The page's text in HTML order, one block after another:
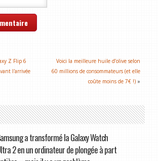
Z Flip 6
l'arrivée
Voici la meilleure huile d’olive selon
60 millions de consommateurs (et elle
coûte moins de 7€ !) »
a transformé la Galaxy Watch
2 en un ordinateur de plongée à part